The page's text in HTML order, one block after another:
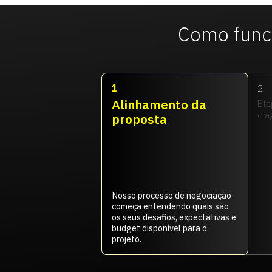
Como
1
Alinhamento da
proposta
Nosso processo de negociação
começa entendendo quais são
os seus desafios, expectativas e
budget disponível para o
projeto.
2